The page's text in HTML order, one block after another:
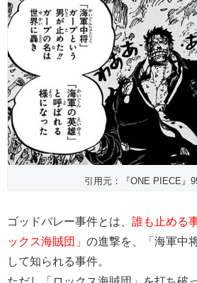
引用元：『ONE PIECE』
ゴッドバレー事件とは、 誰も止める
ックス海賊団」 の進撃を、「海軍中
して知られる事件。